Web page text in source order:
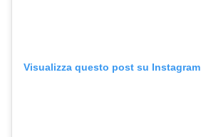
Visualizza questo post su Instagram